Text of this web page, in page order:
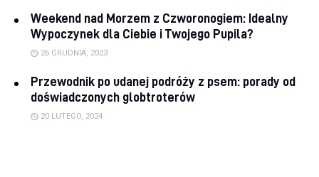
Weekend nad Morzem z Czworonogiem: Idealny
Wypoczynek dla Ciebie i Twojego Pupila?
26 GRUDNIA, 2023
Przewodnik po udanej podróży z psem: porady od
doświadczonych globtroterów
20 LUTEGO, 2024